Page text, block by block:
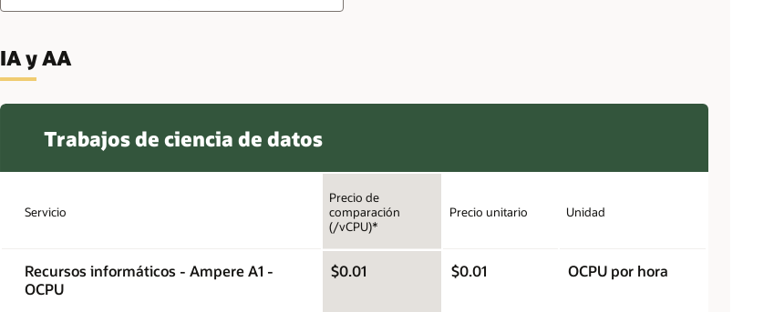
IA y AA
Trabajos de ciencia de datos
Servicio
Precio de
comparación
(/vCPU)*
Precio unitario Unidad
Recursos informáticos - Ampere A1 -
OCPU
$0.01 $0.01 OCPU por hora